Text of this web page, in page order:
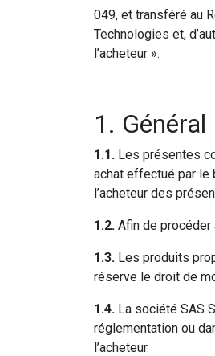
049, et transféré au
Technologies et,
l’acheteur ».
1. Général
1.1. Les présentes
achat effectué par le
l’acheteur des
1.2. Afin de procéder
1.3. Les produits
réserve le droit de
1.4. La société SAS
réglementation ou
l’acheteur.